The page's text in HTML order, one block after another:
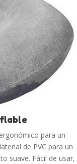
para un
de PVC para un
suave. Fácil de usar,